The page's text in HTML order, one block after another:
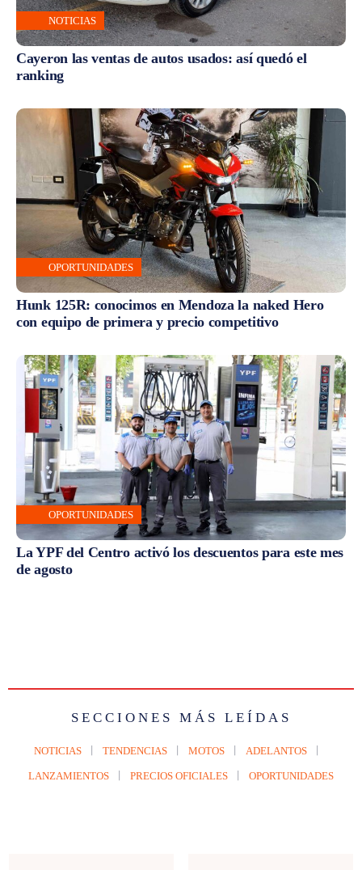
NOTICIAS
Cayeron las ventas de autos usados: así quedó el
ranking
OPORTUNIDADES
Hunk 125R: conocimos en Mendoza la naked Hero
con equipo de primera y precio competitivo
OPORTUNIDADES
La YPF del Centro activó los descuentos para este mes
de agosto
SECCIONES MÁS LEÍDAS
NOTICIAS TENDENCIAS MOTOS ADELANTOS
LANZAMIENTOS PRECIOS OFICIALES OPORTUNIDADES